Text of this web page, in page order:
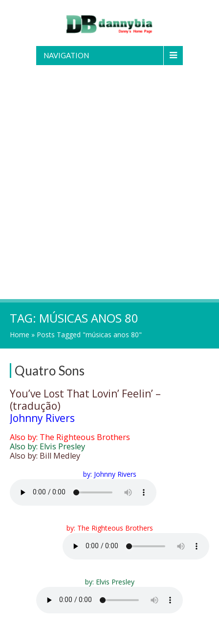
NAVIGATION
TAG: MÚSICAS ANOS 80
Home » Posts Tagged "músicas anos 80"
Quatro Sons
You’ve Lost That Lovin’ Feelin’ –
(tradução)
Johnny Rivers
Also by: The Righteous Brothers
Also by: Elvis Presley
Also by: Bill Medley
by: Johnny Rivers
by: The Righteous Brothers
by: Elvis Presley